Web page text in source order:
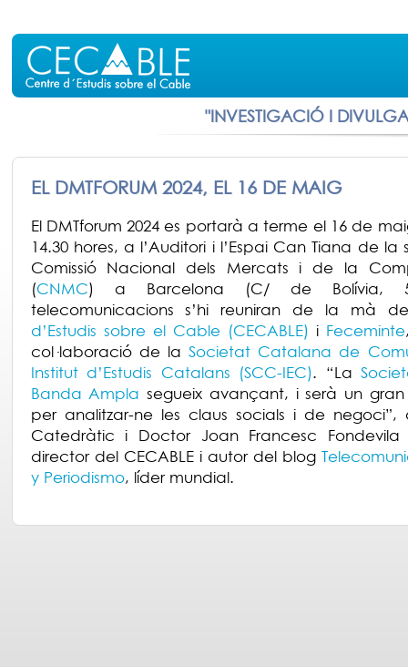
"INVESTIGACIÓ I
EL DMTFORUM 2024, EL 16 DE MAIG
El DMTforum 2024 es portarà a terme el 16 de
14.30 hores, a l’Auditori i l’Espai Can Tiana de la
Comissió Nacional dels Mercats i de la
(CNMC) a Barcelona (C/ de Bolívia,
telecomunicacions s’hi reuniran de la mà
d’Estudis sobre el Cable (CECABLE) i Feceminte
col·laboració de la Societat Catalana de
Institut d’Estudis Catalans (SCC-IEC). “La
Banda Ampla segueix avançant, i serà un
per analitzar-ne les claus socials i de negoci”,
Catedràtic i Doctor Joan Francesc Fondevila
director del CECABLE i autor del blog
y Periodismo, líder mundial.